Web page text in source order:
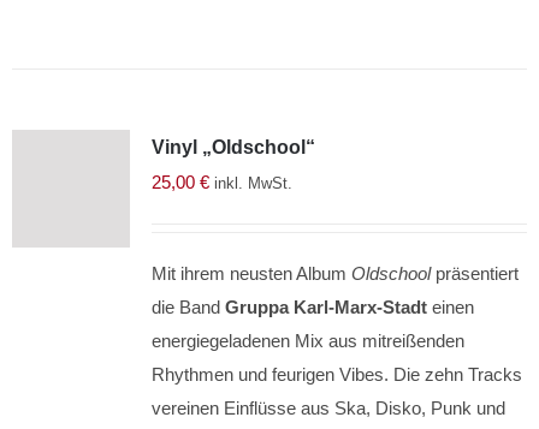
Vinyl „Oldschool“
25,00 € inkl. MwSt.
Mit ihrem neusten Album Oldschoolpräsentiert
die Band Gruppa Karl-Marx-Stadteinen
energiegeladenen Mix aus mitreißenden
Rhythmen und feurigen Vibes. Die zehn Tracks
vereinen Einflüsse aus Ska, Disko, Punk und